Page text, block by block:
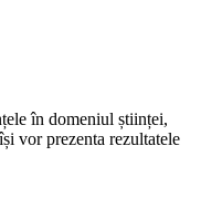
în domeniul științei,
vor prezenta rezultatele